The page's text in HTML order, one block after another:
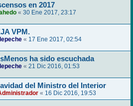
en 2017
« 30 Ene 2017, 23:17
VPM.
« 17 Ene 2017, 02:54
ha sido escuchada
« 21 Dic 2016, 01:53
del Ministro del Interior
« 16 Dic 2016, 19:53